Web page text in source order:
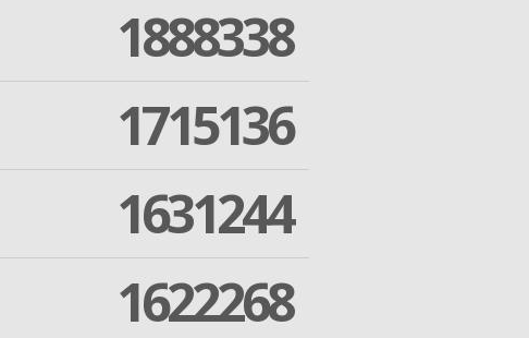
1888338
1715136
1631244
1622268